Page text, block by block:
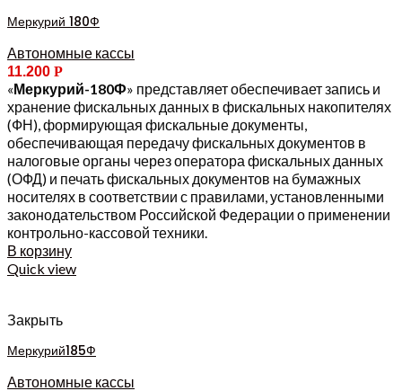
Меркурий 180Ф
Автономные кассы
11.200 Р
«Меркурий-180Ф» представляет обеспечивает запись и
хранение фискальных данных в фискальных накопителях
(ФН), формирующая фискальные документы,
обеспечивающая передачу фискальных документов в
налоговые органы через оператора фискальных данных
(ОФД) и печать фискальных документов на бумажных
носителях в соответствии с правилами, установленными
законодательством Российской Федерации о применении
контрольно-кассовой техники.
В корзину
Quick view
Закрыть
Меркурий185Ф
Автономные кассы